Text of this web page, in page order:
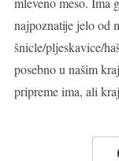
najpoznatije jelo od
šnicle/pljeskavice/
posebno u našim
pripreme ima, ali